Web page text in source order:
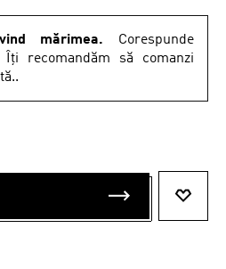
mărimea. Corespunde
recomandăm să comanzi